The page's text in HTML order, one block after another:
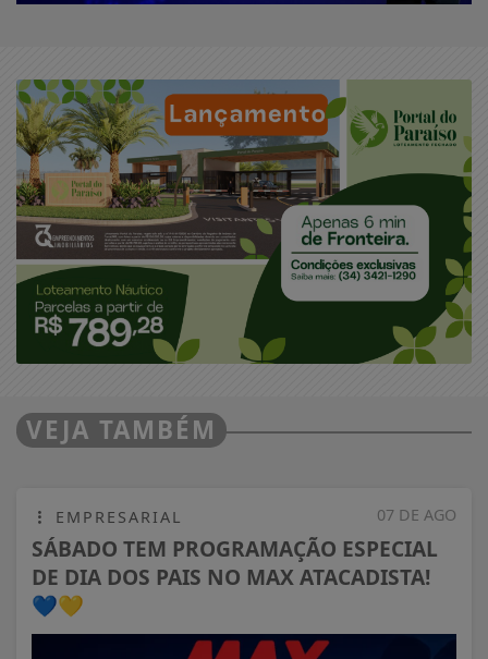
VEJA TAMBÉM
07 DE AGO
EMPRESARIAL
SÁBADO TEM PROGRAMAÇÃO ESPECIAL
DE DIA DOS PAIS NO MAX ATACADISTA!
💙💛